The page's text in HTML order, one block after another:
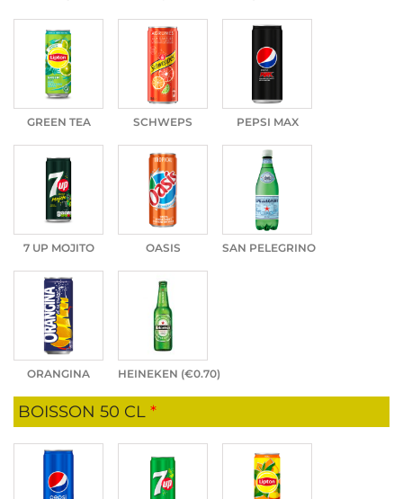
GREEN TEA SCHWEPS PEPSI MAX
7 UP MOJITO OASIS SAN PELEGRINO
ORANGINA HEINEKEN (€0.70)
BOISSON 50 CL *